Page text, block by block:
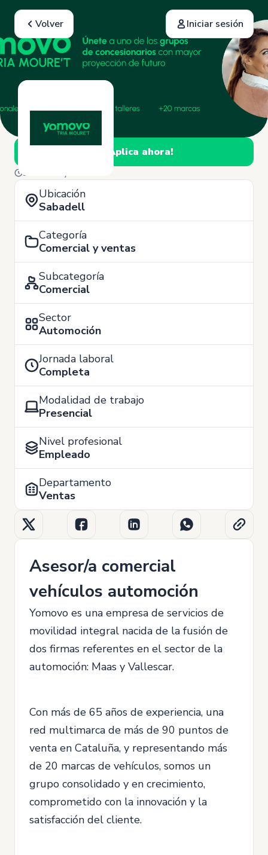
Volver Iniciar sesión
¡Aplica ahora!
28 de Mayo
Ubicación
Sabadell
Categoría
Comercial y ventas
Subcategoría
Comercial
Sector
Automoción
Jornada laboral
Completa
Modalidad de trabajo
Presencial
Nivel profesional
Empleado
Departamento
Ventas
Asesor/a comercial
vehículos automoción
Yomovo es una empresa de servicios de
movilidad integral nacida de la fusión de
dos firmas referentes en el sector de la
automoción: Maas y Vallescar.
Con más de 65 años de experiencia, una
red multimarca de más de 90 puntos de
venta en Cataluña, y representando más
de 20 marcas de vehículos, somos un
grupo consolidado y en crecimiento,
comprometido con la innovación y la
satisfacción del cliente.